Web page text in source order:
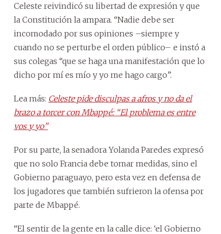
Celeste reivindicó su libertad de expresión y que
la Constitución la ampara. “Nadie debe ser
incomodado por sus opiniones –siempre y
cuando no se perturbe el orden público– e instó a
sus colegas “que se haga una manifestación que lo
dicho por mí es mío y yo me hago cargo”.
Lea más: Celeste pide disculpas a afros y no da el
brazo a torcer con Mbappé: “El problema es entre
vos y yo”
Por su parte, la senadora Yolanda Paredes expresó
que no solo Francia debe tomar medidas, sino el
Gobierno paraguayo, pero esta vez en defensa de
los jugadores que también sufrieron la ofensa por
parte de Mbappé.
“El sentir de la gente en la calle dice: ‘el Gobierno